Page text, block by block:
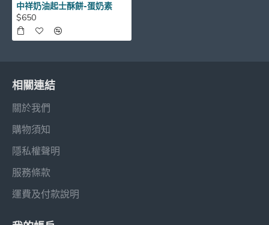
中祥奶油起士酥餅-蛋奶素
$650
相關連結
關於我們
購物須知
隱私權聲明
服務條款
運費及付款說明